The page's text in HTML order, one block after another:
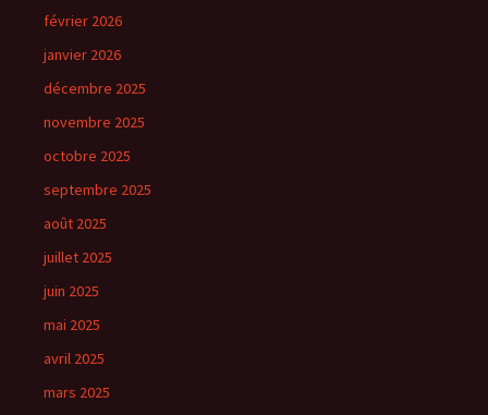
février 2026
janvier 2026
décembre 2025
novembre 2025
octobre 2025
septembre 2025
août 2025
juillet 2025
juin 2025
mai 2025
avril 2025
mars 2025